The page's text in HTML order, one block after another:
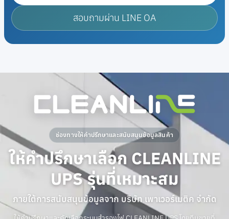
สอบถามผ่าน LINE OA
ช่องทางให้คำปรึกษาและสนับสนุนข้อมูลสินค้า
ให้คำปรึกษาเลือก CLEANLINE
UPS รุ่นที่เหมาะสม
ภายใต้การสนับสนุนข้อมูลจาก บริษัท เพาเวอร์เมติค จำกัด